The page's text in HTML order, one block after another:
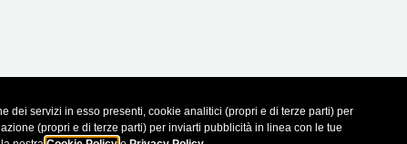
dei servizi in esso presenti, cookie analitici (propri e di terze parti) per
(propri e di terze parti) per inviarti pubblicità in linea con le tue